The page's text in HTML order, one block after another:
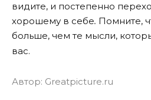
видите, и постепенно
хорошему в себе. Помните,
больше, чем те мысли,
вас.
Автор: Greatpicture.ru